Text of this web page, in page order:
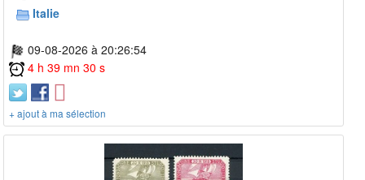
Italie
09-08-2026 à 20:26:54
4 h 39 mn 30 s
+ ajout à ma sélection